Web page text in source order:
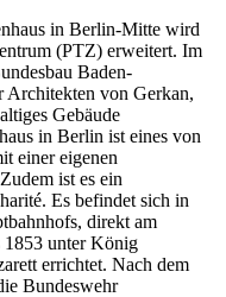
in Berlin-Mitte wird
(PTZ) erweitert. Im
Baden-
Architekten von Gerkan,
Gebäude
in Berlin ist eines von
einer eigenen
ist es ein
Es befindet sich in
direkt am
1853 unter König
errichtet. Nach dem
Bundeswehr